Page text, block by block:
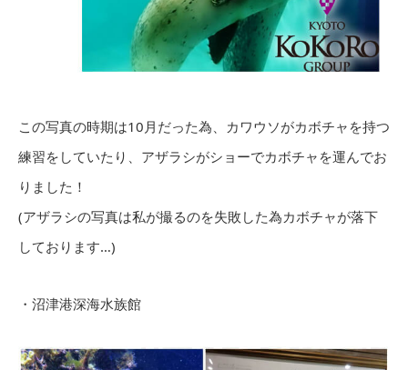
この写真の時期は10月だった為、カワウソがカボチャを持つ
練習をしていたり、アザラシがショーでカボチャを運んでお
りました！
(アザラシの写真は私が撮るのを失敗した為カボチャが落下
しております…)
・沼津港深海水族館